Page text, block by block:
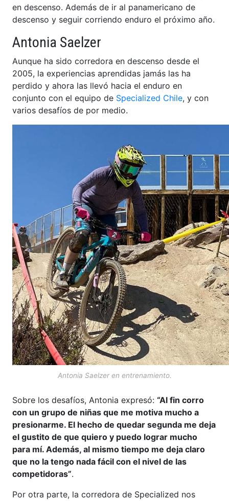
en descenso. Además de ir al panamericano de
descenso y seguir corriendo enduro el próximo año.
Antonia Saelzer
Aunque ha sido corredora en descenso desde el
2005, la experiencias aprendidas jamás las ha
perdido y ahora las llevó hacia el enduro en
conjunto con el equipo de Specialized Chile, y con
varios desafíos de por medio.
Antonia Saelzer en entrenamiento.
Sobre los desafíos, Antonia expresó: “Al fin corro
con un grupo de niñas que me motiva mucho a
presionarme. El hecho de quedar segunda me deja
el gustito de que quiero y puedo lograr mucho
para mí. Además, al mismo tiempo me deja claro
que no la tengo nada fácil con el nivel de las
competidoras”.
Por otra parte, la corredora de Specialized nos